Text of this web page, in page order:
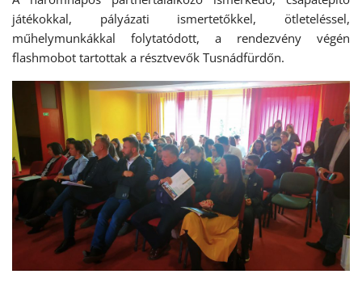
játékokkal, pályázati ismertetőkkel, ötleteléssel,
műhelymunkákkal folytatódott, a rendezvény végén
flashmobot tartottak a résztvevők Tusnádfürdőn.